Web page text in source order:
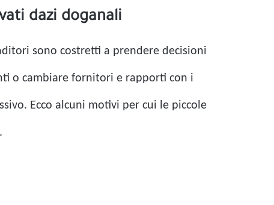
dazi doganali
sono costretti a prendere decisioni
o cambiare fornitori e rapporti con i
Ecco alcuni motivi per cui le piccole